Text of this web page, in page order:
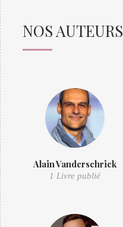
NOS AUTEURS
Alain Vanderschrick
1 Livre publié